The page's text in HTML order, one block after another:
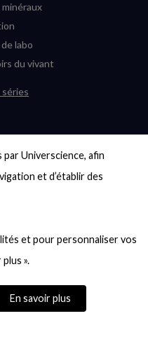
Universcience, afin
et d’établir des
et pour personnaliser vos
En savoir plus
minéraux
labo
du vivant
de « Terre »
?
cryptos ?
et politique : la
équitable